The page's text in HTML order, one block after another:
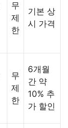
무
제
한
기본 상
시 가격
무
제
한
6개월
간 약
10% 추
가 할인